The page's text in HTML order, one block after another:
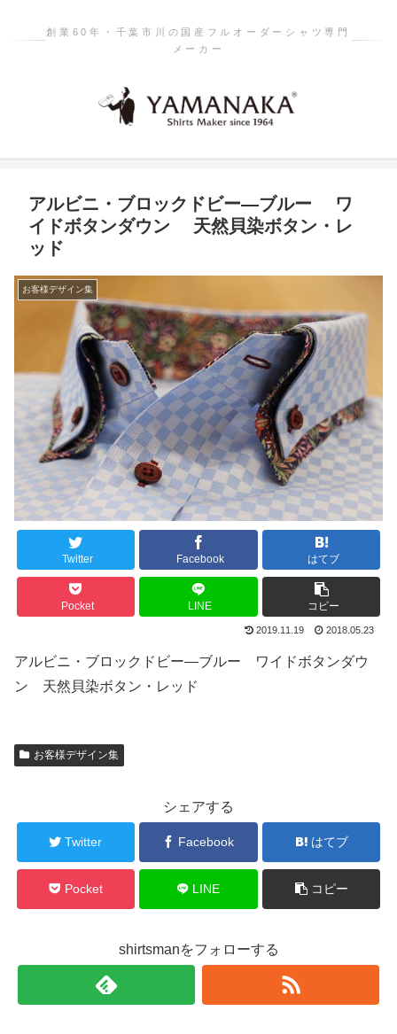
創業60年・千葉市川の国産フルオーダーシャツ専門
メーカー
アルビニ・ブロックドビー―ブルー ワ
イドボタンダウン 天然貝染ボタン・レ
ッド
お客様デザイン集
Twitter Facebook はてブ
Pocket LINE コピー
2019.11.19 2018.05.23
アルビニ・ブロックドビー―ブルー ワイドボタンダウ
ン 天然貝染ボタン・レッド
お客様デザイン集
シェアする
Twitter Facebook はてブ
Pocket LINE コピー
shirtsmanをフォローする